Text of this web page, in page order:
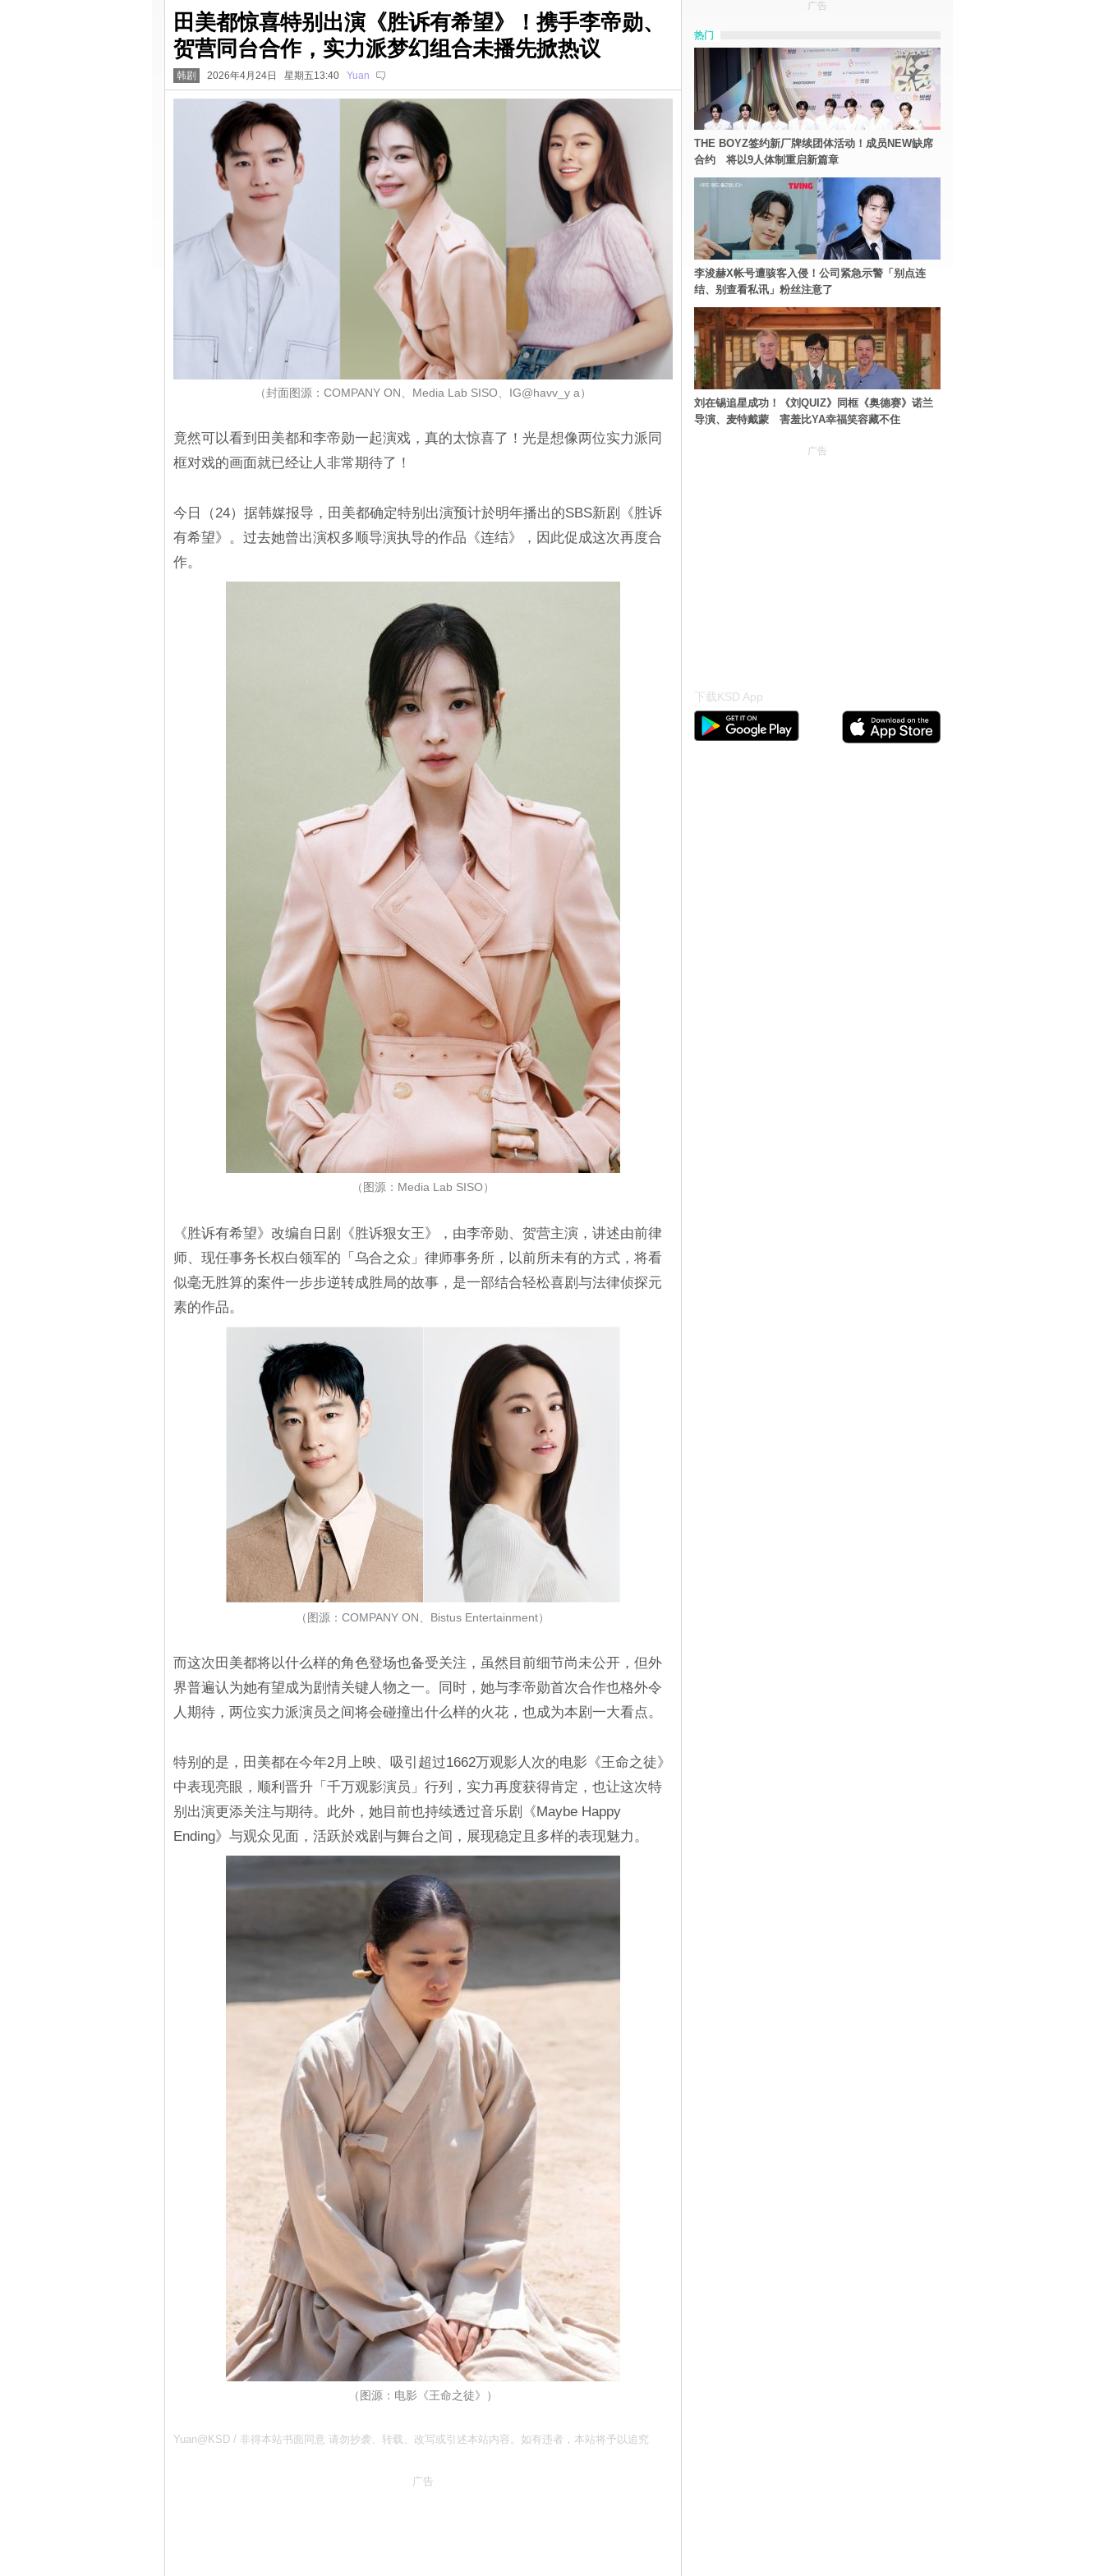
田美都惊喜特别出演《胜诉有希望》！携手李帝勋、
贺营同台合作，实力派梦幻组合未播先掀热议
韩剧 2026年4月24日 星期五13:40 Yuan
（封面图源：COMPANY ON、Media Lab SISO、IG@havv_y a）
竟然可以看到田美都和李帝勋一起演戏，真的太惊喜了！光是想像两位实力派同
框对戏的画面就已经让人非常期待了！
今日（24）据韩媒报导，田美都确定特别出演预计於明年播出的SBS新剧《胜诉
有希望》。过去她曾出演权多顺导演执导的作品《连结》，因此促成这次再度合
作。
（图源：Media Lab SISO）
《胜诉有希望》改编自日剧《胜诉狠女王》，由李帝勋、贺营主演，讲述由前律
师、现任事务长权白领军的「乌合之众」律师事务所，以前所未有的方式，将看
似毫无胜算的案件一步步逆转成胜局的故事，是一部结合轻松喜剧与法律侦探元
素的作品。
（图源：COMPANY ON、Bistus Entertainment）
而这次田美都将以什么样的角色登场也备受关注，虽然目前细节尚未公开，但外
界普遍认为她有望成为剧情关键人物之一。同时，她与李帝勋首次合作也格外令
人期待，两位实力派演员之间将会碰撞出什么样的火花，也成为本剧一大看点。
特别的是，田美都在今年2月上映、吸引超过1662万观影人次的电影《王命之徒》
中表现亮眼，顺利晋升「千万观影演员」行列，实力再度获得肯定，也让这次特
别出演更添关注与期待。此外，她目前也持续透过音乐剧《Maybe Happy
Ending》与观众见面，活跃於戏剧与舞台之间，展现稳定且多样的表现魅力。
（图源：电影《王命之徒》）
Yuan@KSD / 非得本站书面同意 请勿抄袭、转载、改写或引述本站内容。如有违者，本站将予以追究
广告
广告
热门
THE BOYZ签约新厂牌续团体活动！成员NEW缺席
合约 将以9人体制重启新篇章
李浚赫X帐号遭骇客入侵！公司紧急示警「别点连
结、别查看私讯」粉丝注意了
刘在锡追星成功！《刘QUIZ》同框《奥德赛》诺兰
导演、麦特戴蒙 害羞比YA幸福笑容藏不住
广告
下载KSD App